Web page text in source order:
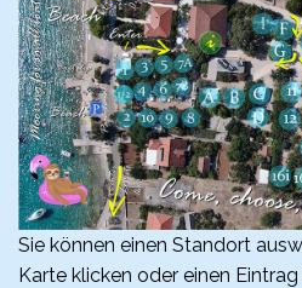
Sie können einen Standort
Karte klicken oder einen